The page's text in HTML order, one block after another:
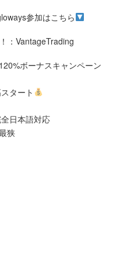
参加はこちら
：VantageTrading
ボーナスキャンペーン
タート
日本語対応
狭